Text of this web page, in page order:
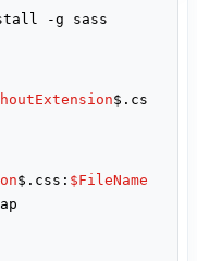
-g sass
$.cs
$.css: $FileName